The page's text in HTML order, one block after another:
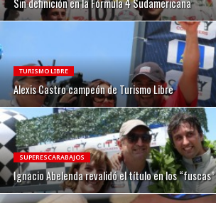
Sin definición en la Fórmula 4 Sudamericana
TURISMO LIBRE
Alexis Castro campeón de Turismo Libre
SUPERESCARABAJOS
Ignacio Abelenda revalidó el título en los “fuscas”